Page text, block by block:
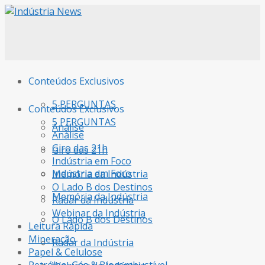
Conteúdos Exclusivos
5 PERGUNTAS
Análise
Giro das 21h
Indústria em Foco
Memória da Indústria
O Lado B dos Destinos
Radar da Indústria
Conteúdos Exclusivos
5 PERGUNTAS
Análise
Giro das 21h
Indústria em Foco
Memória da Indústria
O Lado B dos Destinos
Radar da Indústria
Webinar da Indústria
Leitura Rápida
Mineração
Papel & Celulose